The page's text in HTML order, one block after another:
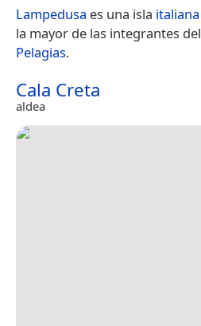
Lampedusa es una isla italiana
la mayor de las integrantes del
Pelagias.
Cala Creta
aldea